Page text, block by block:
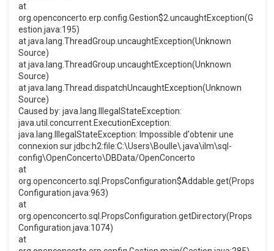
at
org.openconcerto.erp.config.Gestion$2.uncaughtException(G
estion.java:195)
at java.lang.ThreadGroup.uncaughtException(Unknown
Source)
at java.lang.ThreadGroup.uncaughtException(Unknown
Source)
at java.lang.Thread.dispatchUncaughtException(Unknown
Source)
Caused by: java.lang.IllegalStateException:
java.util.concurrent.ExecutionException:
java.lang.IllegalStateException: Impossible d'obtenir une
connexion sur jdbc:h2:file:C:\Users\Boulle\.java\ilm\sql-
config\OpenConcerto\DBData/OpenConcerto
at
org.openconcerto.sql.PropsConfiguration$Addable.get(Props
Configuration.java:963)
at
org.openconcerto.sql.PropsConfiguration.getDirectory(Props
Configuration.java:1074)
at